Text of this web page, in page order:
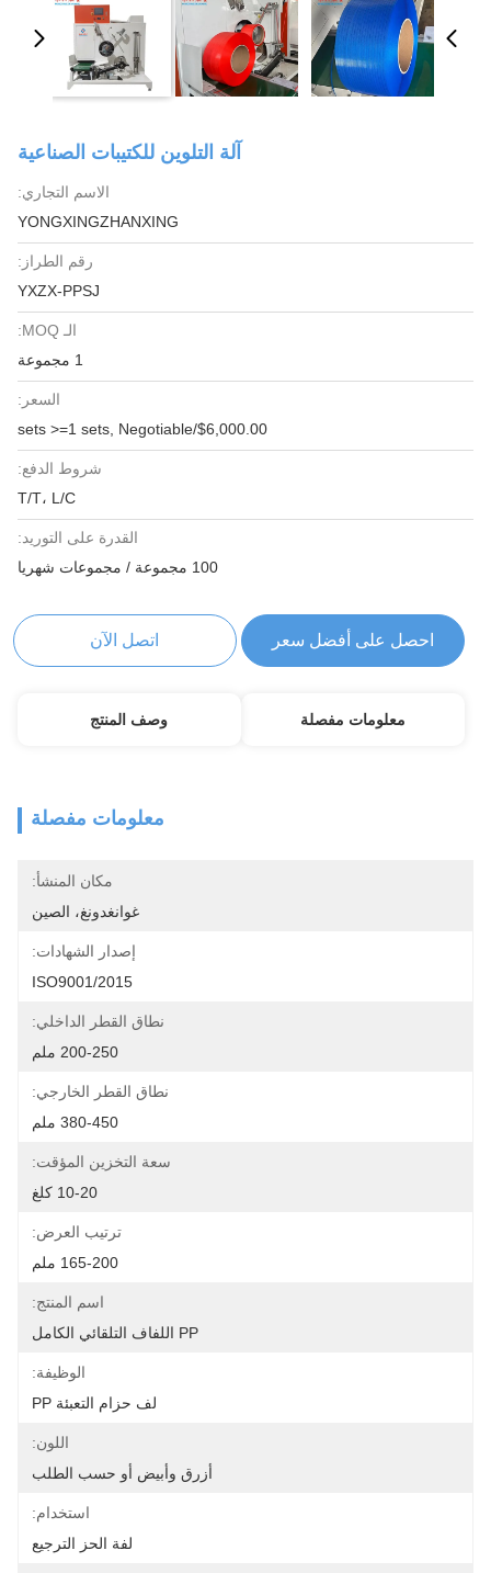
آلة التلوين للكتيبات الصناعية
الاسم التجاري:
YONGXINGZHANXING
رقم الطراز:
YXZX-PPSJ
الـ MOQ:
1 مجموعة
السعر:
$6,000.00/sets >=1 sets, Negotiable
شروط الدفع:
T/T، L/C
القدرة على التوريد:
100 مجموعة / مجموعات شهريا
احصل على أفضل سعر اتصل الآن
معلومات مفصلة وصف المنتج
معلومات مفصلة
مكان المنشأ:
غوانغدونغ، الصين
إصدار الشهادات:
ISO9001/2015
نطاق القطر الداخلي:
200-250 ملم
نطاق القطر الخارجي:
380-450 ملم
سعة التخزين المؤقت:
10-20 كلغ
ترتيب العرض:
165-200 ملم
اسم المنتج:
PP اللفاف التلقائي الكامل
الوظيفة:
لف حزام التعبئة PP
اللون:
أزرق وأبيض أو حسب الطلب
استخدام:
لفة الحز الترجيع